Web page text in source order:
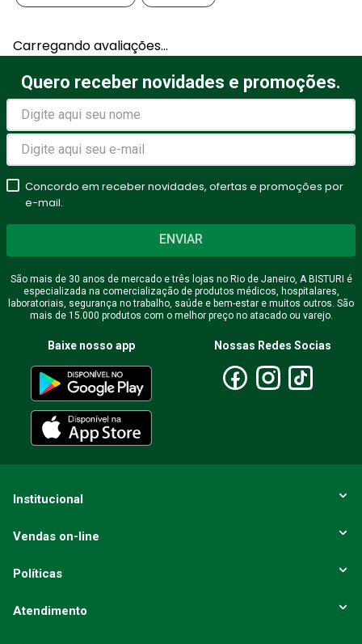
Carregando avaliações…
Quero receber novidades e promoções.
Concordo em receber novidades, ofertas e promoções por
e-mail.
ENVIAR
São mais de 30 anos de mercado e três lojas no Rio de Janeiro, A BISTURI é
especializada na comercialização de produtos médicos, hospitalares,
laboratoriais, segurança no trabalho, saúde e bem-estar e muitos outros. São
mais de 15.000 produtos com o melhor preço no atacado ou varejo.
Baixe nosso app Nossas Redes Socias
Institucional
Vendas on-line
Políticas
Atendimento